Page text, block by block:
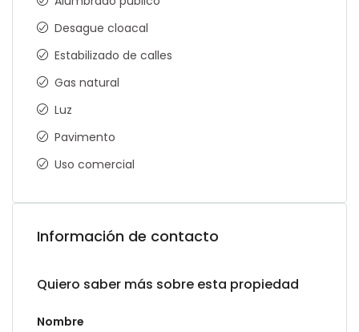
Desague cloacal
Estabilizado de calles
Gas natural
Luz
Pavimento
Uso comercial
Información de contacto
Quiero saber más sobre esta propiedad
Nombre